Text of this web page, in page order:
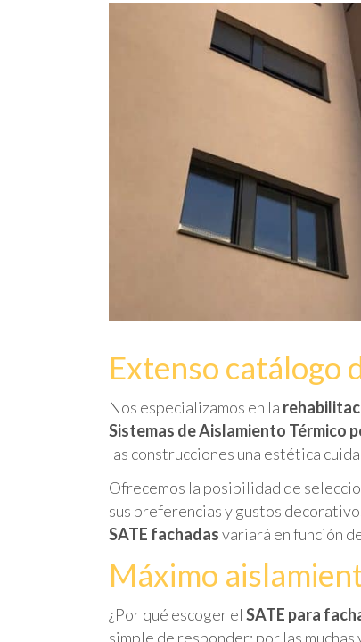
Extenso catálogo
Nos especializamos en la
Sistemas de Aislamiento Térmico
las construcciones una estética
Ofrecemos la posibilidad de
sus preferencias y gustos
SATE fachadasvariará en función
Máximo
¿Por qué escoger el SATE para
simple de responder: por las